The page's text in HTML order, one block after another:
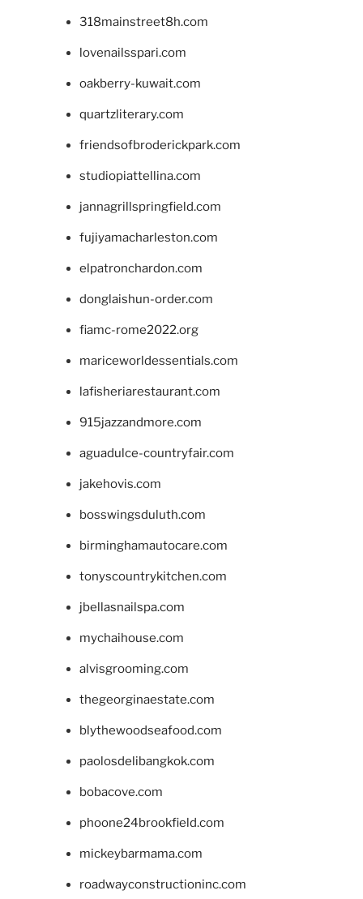
318mainstreet8h.com
lovenailsspari.com
oakberry-kuwait.com
quartzliterary.com
friendsofbroderickpark.com
studiopiattellina.com
jannagrillspringfield.com
fujiyamacharleston.com
elpatronchardon.com
donglaishun-order.com
fiamc-rome2022.org
mariceworldessentials.com
lafisheriarestaurant.com
915jazzandmore.com
aguadulce-countryfair.com
jakehovis.com
bosswingsduluth.com
birminghamautocare.com
tonyscountrykitchen.com
jbellasnailspa.com
mychaihouse.com
alvisgrooming.com
thegeorginaestate.com
blythewoodseafood.com
paolosdelibangkok.com
bobacove.com
phoone24brookfield.com
mickeybarmama.com
roadwayconstructioninc.com